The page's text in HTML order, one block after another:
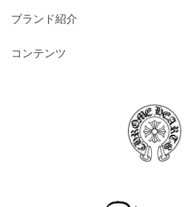
ブランド紹介
コンテンツ